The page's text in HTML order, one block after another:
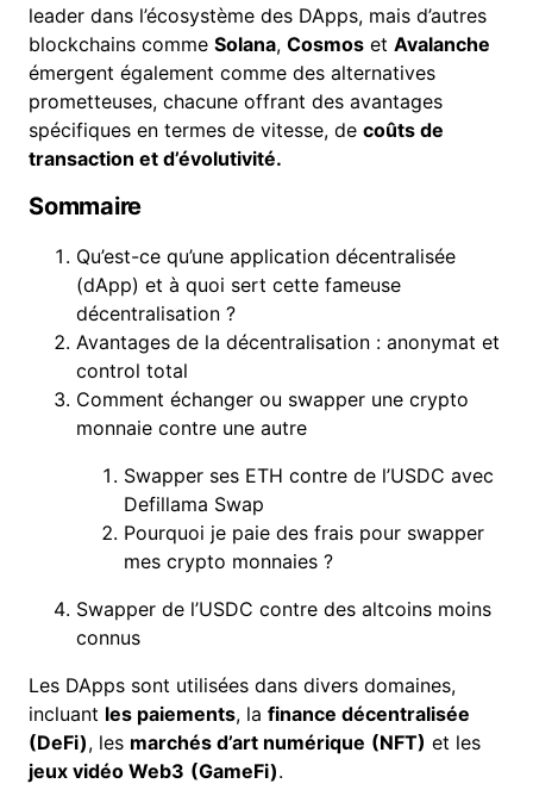
leader dans l’écosystème des DApps, mais d’autres
blockchains comme Solana, Cosmos et Avalanche
émergent également comme des alternatives
prometteuses, chacune offrant des avantages
spécifiques en termes de vitesse, de coûts de
transaction et d’évolutivité.
Sommaire
Qu’est-ce qu’une application décentralisée
(dApp) et à quoi sert cette fameuse
décentralisation ?
Avantages de la décentralisation : anonymat et
control total
Comment échanger ou swapper une crypto
monnaie contre une autre
Swapper ses ETH contre de l’USDC avec
Defillama Swap
Pourquoi je paie des frais pour swapper
mes crypto monnaies ?
Swapper de l’USDC contre des altcoins moins
connus
Les DApps sont utilisées dans divers domaines,
incluant les paiements, la finance décentralisée
(DeFi), les marchés d’art numérique (NFT) et les
jeux vidéo Web3 (GameFi).